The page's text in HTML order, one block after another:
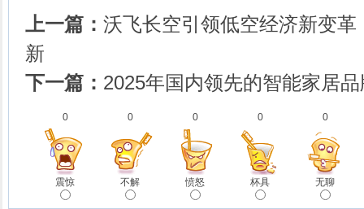
上一篇： 沃飞长空引领低空经济新变
新
下一篇： 2025年国内领先的智能家居
0
震惊
0
不解
0
愤怒
0
杯具
0
无聊